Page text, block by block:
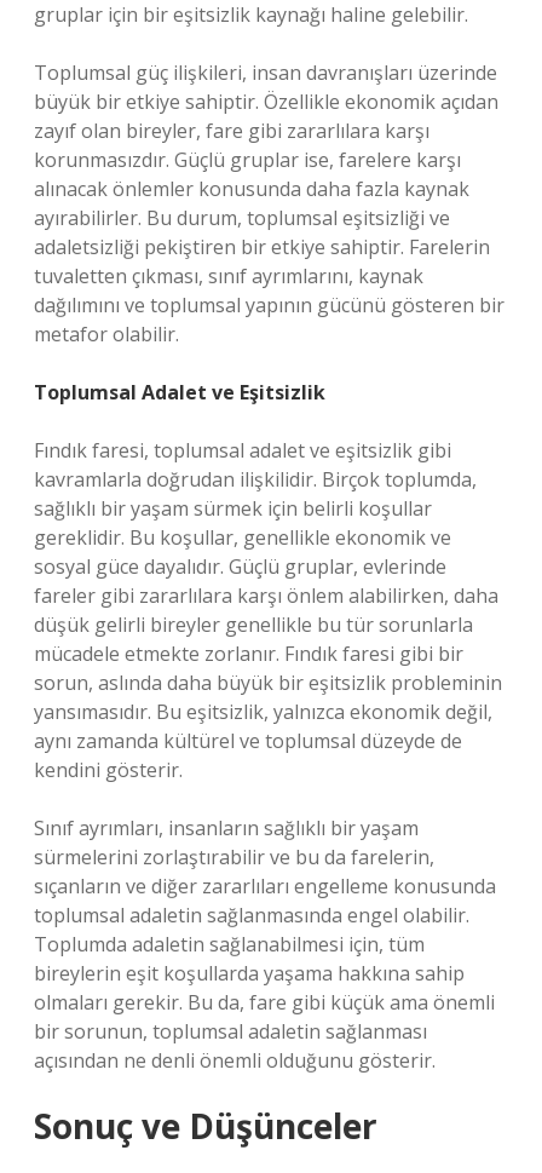
gruplar için bir eşitsizlik kaynağı haline gelebilir.
Toplumsal güç ilişkileri, insan davranışları üzerinde
büyük bir etkiye sahiptir. Özellikle ekonomik açıdan
zayıf olan bireyler, fare gibi zararlılara karşı
korunmasızdır. Güçlü gruplar ise, farelere karşı
alınacak önlemler konusunda daha fazla kaynak
ayırabilirler. Bu durum, toplumsal eşitsizliği ve
adaletsizliği pekiştiren bir etkiye sahiptir. Farelerin
tuvaletten çıkması, sınıf ayrımlarını, kaynak
dağılımını ve toplumsal yapının gücünü gösteren bir
metafor olabilir.
Toplumsal Adalet ve Eşitsizlik
Fındık faresi, toplumsal adalet ve eşitsizlik gibi
kavramlarla doğrudan ilişkilidir. Birçok toplumda,
sağlıklı bir yaşam sürmek için belirli koşullar
gereklidir. Bu koşullar, genellikle ekonomik ve
sosyal güce dayalıdır. Güçlü gruplar, evlerinde
fareler gibi zararlılara karşı önlem alabilirken, daha
düşük gelirli bireyler genellikle bu tür sorunlarla
mücadele etmekte zorlanır. Fındık faresi gibi bir
sorun, aslında daha büyük bir eşitsizlik probleminin
yansımasıdır. Bu eşitsizlik, yalnızca ekonomik değil,
aynı zamanda kültürel ve toplumsal düzeyde de
kendini gösterir.
Sınıf ayrımları, insanların sağlıklı bir yaşam
sürmelerini zorlaştırabilir ve bu da farelerin,
sıçanların ve diğer zararlıları engelleme konusunda
toplumsal adaletin sağlanmasında engel olabilir.
Toplumda adaletin sağlanabilmesi için, tüm
bireylerin eşit koşullarda yaşama hakkına sahip
olmaları gerekir. Bu da, fare gibi küçük ama önemli
bir sorunun, toplumsal adaletin sağlanması
açısından ne denli önemli olduğunu gösterir.
Sonuç ve Düşünceler